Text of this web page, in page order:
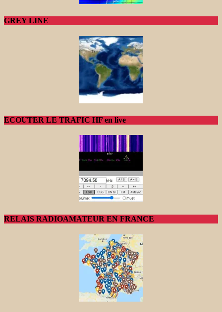
GREY LINE
ECOUTER LE TRAFIC HF en live
RELAIS RADIOAMATEUR EN FRANCE